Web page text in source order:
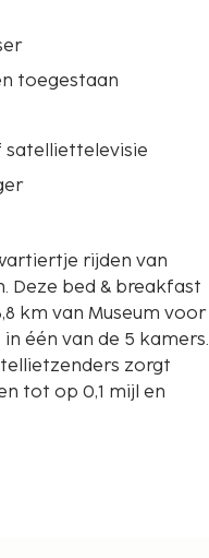
toegestaan
satelliettelevisie
rijden van
km van Museum voor
één van de 5 kamers.
zorgt
tot op 0,1 mijl en